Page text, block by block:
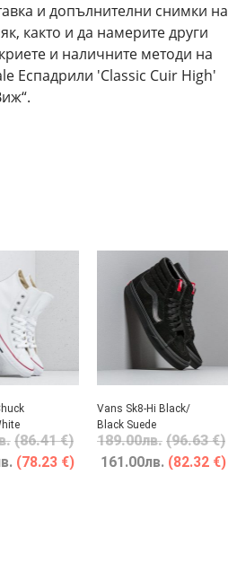
и допълнителни снимки на
както и да намерите други
и наличните методи на
Еспадрили 'Classic Cuir High'
(86.41 €)
(78.23 €)
Vans Sk8-Hi Black/
Black Suede
189.00лв. (96.63 €)
161.00лв. (82.32 €)